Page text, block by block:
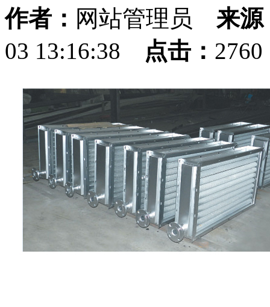
作者： 网站管理员 来源
03 13:16:38
点击：